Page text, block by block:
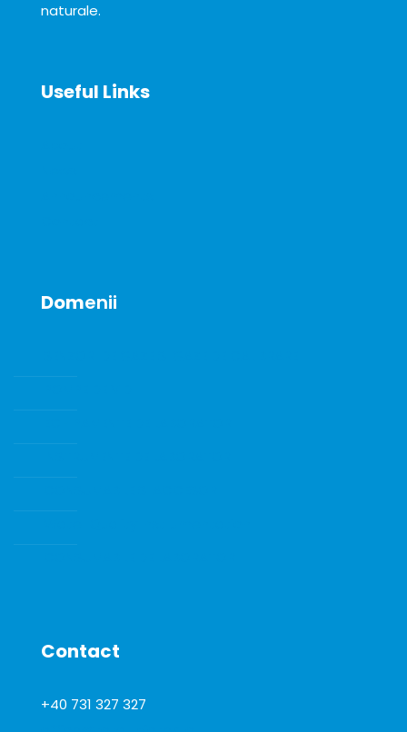
naturale.
Useful Links
Domenii
Contact
+40 731 327 327